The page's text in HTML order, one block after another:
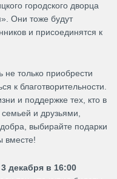
городского дворца
Они тоже будут
и присоединятся к
не только приобрести
к благотворительности.
и поддержке тех, кто в
и друзьями,
выбирайте подарки
вместе!
3 декабря в 16:00